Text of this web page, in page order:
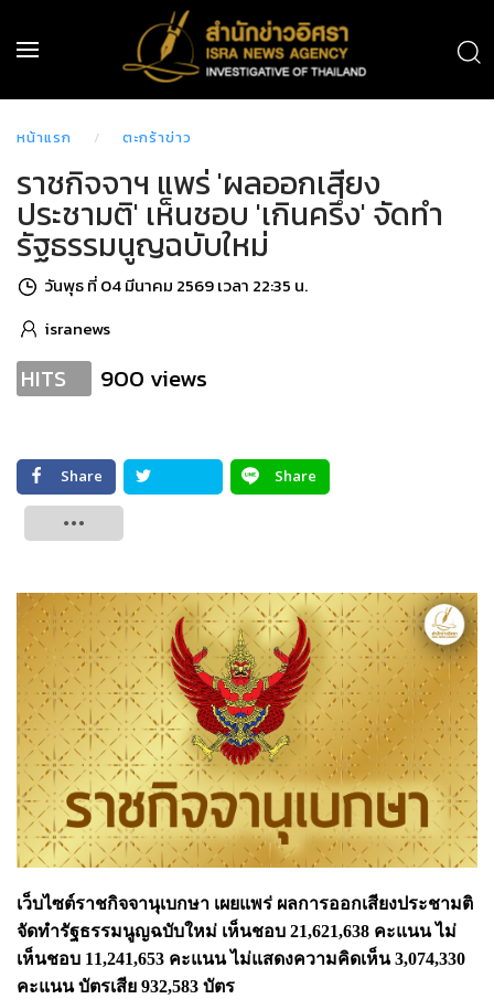
หน้าแรก ตะกร้าข่าว
ราชกิจจาฯ แพร่ 'ผลออกเสียง
ประชามติ' เห็นชอบ 'เกินครึ่ง' จัดทำ
รัฐธรรมนูญฉบับใหม่
วันพุธ ที่ 04 มีนาคม 2569 เวลา 22:35 น.
isranews
HITS 900 views
Share
Share
เว็บไซต์ราชกิจจานุเบกษา เผยแพร่ ผลการออกเสียงประชามติ
จัดทำรัฐธรรมนูญฉบับใหม่ เห็นชอบ 21,621,638 คะแนน ไม่
เห็นชอบ 11,241,653 คะแนน ไม่แสดงความคิดเห็น 3,074,330
คะแนน บัตรเสีย 932,583 บัตร